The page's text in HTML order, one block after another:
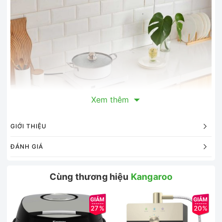
được chế độ mong muốn.
Chế độ nấu đa dạng
Bếp điện từ Kangaroo KG20IC2 trang bị 3 chế độ nấu đa
dạng là: chiên rán, BBQ và chế độ nấu lẩu. KG20IC2 mang
Xem thêm
GIỚI THIỆU
ĐÁNH GIÁ
Cùng thương hiệu Kangaroo
27% 20%